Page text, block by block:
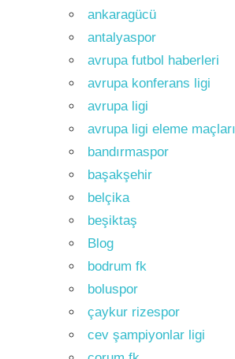
ankaragücü
antalyaspor
avrupa futbol haberleri
avrupa konferans ligi
avrupa ligi
avrupa ligi eleme maçları
bandırmaspor
başakşehir
belçika
beşiktaş
Blog
bodrum fk
boluspor
çaykur rizespor
cev şampiyonlar ligi